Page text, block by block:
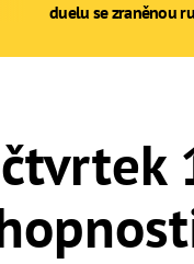
duelu se zraněnou